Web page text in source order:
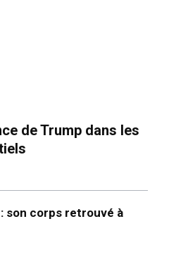
de Trump dans les
son corps retrouvé à